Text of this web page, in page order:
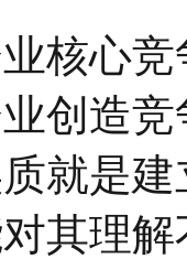
业核心
创造
就是
其理